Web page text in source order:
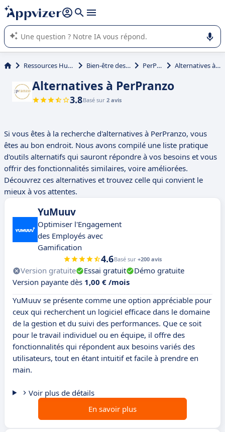
répondre (plusieurs lignes avec
L'IA de Appvizer vous guide dans l'utilisation ou la sélection de
logiciel SaaS en entreprise.
Ressources Humaines (RH) Bien-être des employés PerPranzo Alternatives à PerPranzo
Alternatives à PerPranzo
3.8Basé sur 2 avis
Si vous êtes à la recherche d'alternatives à PerPranzo, vous
êtes au bon endroit. Nous avons compilé une liste pratique
d'outils alternatifs qui sauront répondre à vos besoins et vous
offrir des fonctionnalités similaires, voire améliorées.
Découvrez ces alternatives et trouvez celle qui convient le
mieux à vos attentes.
YuMuuv
Optimiser l'Engagement
des Employés avec
Gamification
4.6Basé sur +200 avis
Version gratuite Essai gratuit
Démo gratuite
Version payante dès 1,00 € /mois
YuMuuv se présente comme une option appréciable pour
ceux qui recherchent un logiciel efficace dans le domaine
de la gestion et du suivi des performances. Que ce soit
pour le travail individuel ou en équipe, il offre des
fonctionnalités qui répondent aux besoins variés des
utilisateurs, tout en étant intuitif et facile à prendre en
main.
Voir plus de détails
En savoir plus